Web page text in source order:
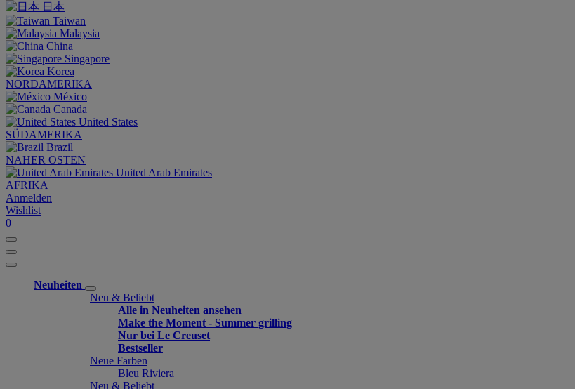
日本
Taiwan
Malaysia
China
Singapore
Korea
NORDAMERIKA
México
Canada
United States
SÜDAMERIKA
Brazil
NAHER OSTEN
United Arab Emirates
AFRIKA
Anmelden
Wishlist
0
Neuheiten
Neu & Beliebt
Alle in Neuheiten ansehen
Make the Moment - Summer grilling
Nur bei Le Creuset
Bestseller
Neue Farben
Bleu Riviera
Neu & Beliebt